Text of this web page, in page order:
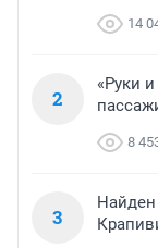
14
2
«Руки
8
3
Найден